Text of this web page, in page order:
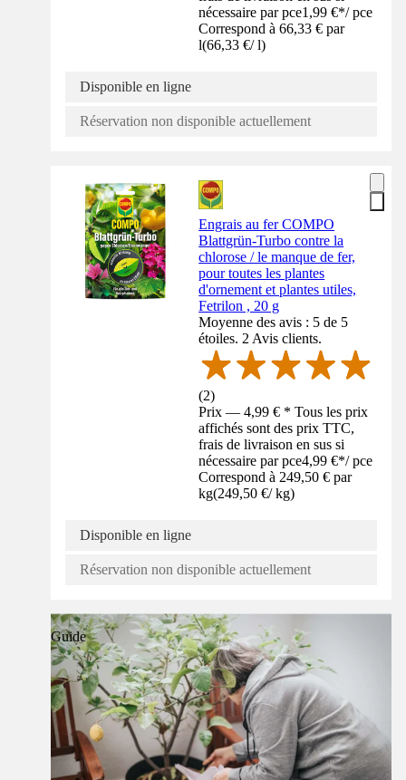
nécessaire par pce1,99 €*/ pce
Correspond à 66,33 € par
l(66,33 €/ l)
Disponible en ligne
Réservation non disponible actuellement
Engrais au fer COMPO
Blattgrün-Turbo contre la
chlorose / le manque de fer,
pour toutes les plantes
d'ornement et plantes utiles,
Fetrilon , 20 g
Moyenne des avis : 5 de 5
étoiles. 2 Avis clients.
(2)
Prix — 4,99 € * Tous les prix
affichés sont des prix TTC,
frais de livraison en sus si
nécessaire par pce4,99 €*/ pce
Correspond à 249,50 € par
kg(249,50 €/ kg)
Disponible en ligne
Réservation non disponible actuellement
Guide